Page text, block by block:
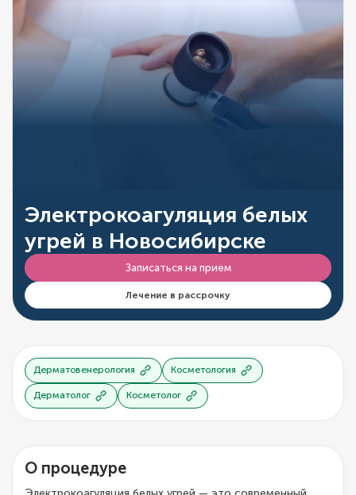
Электрокоагуляция белых
угрей в Новосибирске
Записаться на прием
Лечение в рассрочку
Дерматовенерология Косметология
Дерматолог Косметолог
О процедуре